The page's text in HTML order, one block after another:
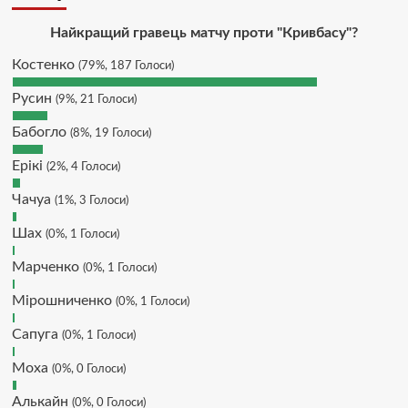
завтра напишу в інстаграм
Hatsyk :SVAT, без проблем
кинув в ТГ
DJGycle : Tamada
Makiavelli :
Makiavelli :
MaRiO : Трансфери такі шо слів
нема....все йде до чергового
провалу 🙁
Hatsyk: Makiavelli, вітаємо на
буде ще активніший з часом)
Hatsyk:Та Кузик ще ок, а
перспективи, хз хз
SVAT :
трансляцію товарняка з Минаєм
https://www.youtube.com/live/Qb1ebGeOfZ8?
Найкращий гравець матчу проти "Кривбасу"?
Костенко (79%, 187 Голоси)
Русин (9%, 21 Голоси)
Бабогло (8%, 19 Голоси)
Ерікі (2%, 4 Голоси)
Чачуа (1%, 3 Голоси)
Шах (0%, 1 Голоси)
Марченко (0%, 1 Голоси)
Мірошниченко (0%, 1 Голоси)
Сапуга (0%, 1 Голоси)
Моха (0%, 0 Голоси)
Алькайн (0%, 0 Голоси)